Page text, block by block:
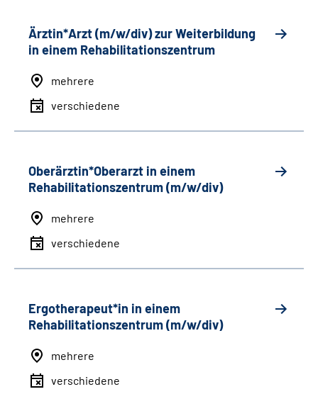
Ärztin*Arzt (m/w/div) zur Weiterbildung
in einem Rehabilitationszentrum
mehrere
verschiedene
Oberärztin*Oberarzt in einem
Rehabilitationszentrum (m/w/div)
mehrere
verschiedene
Ergotherapeut*in in einem
Rehabilitationszentrum (m/w/div)
mehrere
verschiedene